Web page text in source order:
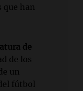
que han
de
de los
un
fútbol